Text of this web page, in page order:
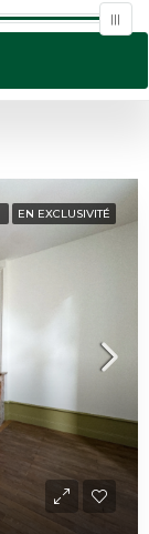
EN EXCLUSIVITÉ